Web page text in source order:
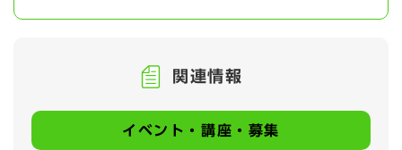
関連情報
イベント・講座・募集